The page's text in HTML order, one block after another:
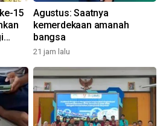
15
Agustus: Saatnya
kemerdekaan amanah
bangsa
21 jam lalu